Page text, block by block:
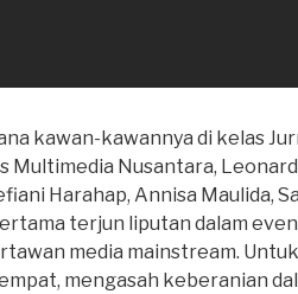
kawan-kawannya di kelas
Multimedia Nusantara,
Harahap, Annisa Maulida,
terjun liputan dalam
media mainstream.
mengasah keberanian